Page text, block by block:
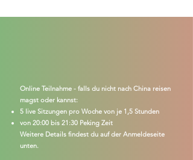
Online Teilnahme - falls du nicht nach China reisen
magst oder kannst:
5 live Sitzungen pro Woche von je 1,5 Stunden
von 20:00 bis 21:30 Peking Zeit
Weitere Details findest du auf der Anmeldeseite
unten.